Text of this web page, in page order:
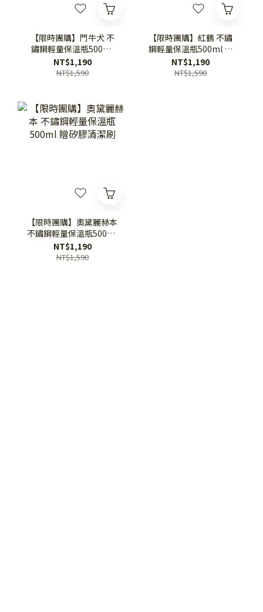
【限時團購】鬥牛犬 不
鏽鋼輕量保溫瓶500ml
贈矽膠清潔刷
NT$1,190
NT$1,590
【限時團購】紅鶴 不鏽
鋼輕量保溫瓶500ml 贈
矽膠清潔刷
NT$1,190
NT$1,590
【限時團購】奧黛麗赫本
不鏽鋼輕量保溫瓶500ml
贈矽膠清潔刷
NT$1,190
NT$1,590